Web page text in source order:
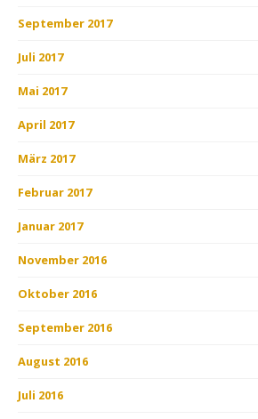
September 2017
Juli 2017
Mai 2017
April 2017
März 2017
Februar 2017
Januar 2017
November 2016
Oktober 2016
September 2016
August 2016
Juli 2016